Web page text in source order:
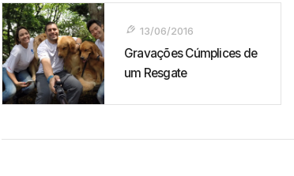
Navegação
De
Post
13/06/2016
Gravações Cúmplices de
um Resgate